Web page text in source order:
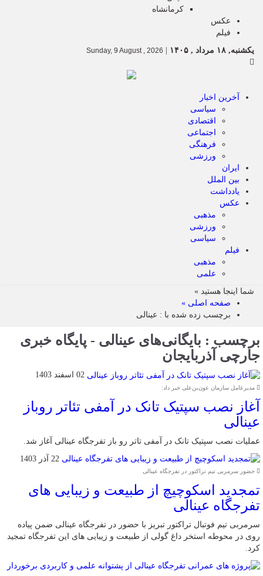
کرمانشاه
عکس
فیلم
یکشنبه, ۱۸ مرداد , ۱۴۰۵
Sunday, 9 August , 2026
آخرین اخبار
سیاسی
اقتصادی
اجتماعی
فرهنگی
ورزشی
ایران
بین الملل
یادداشت
عکس
مذهبی
ورزشی
سیاسی
فیلم
مذهبی
علمی
شما اینجا هستید »
صفحه اصلی »
برچسب زده شده با : عینالی
برچسب : بایگانی‌های عینالی - پایگاه خبری
جارچی آذربایجان
02 اسفند 1403
مدیرعامل سازمان عون‌بن‌علی خبر داد:
آغاز نصب سپتیک تانک در آمفی تئاتر روباز
عینالی
عملیات نصب سپتیک تانک در آمفی تاتر رو باز تفرجگاه عینالی آغاز شد.
22 آذر 1403
حضور سرمربی تیم تراکتور در تفرجگاه عینالی
تمجدید اسکوچیچ از طبیعت و زیبایی های
تفرجگاه عینالی
سرمربی تیم فوتبال تراکتور تبریز با حضور در تفرجگاه عینالی ضمن پیاده
روی در محوطه استخر داغ گولی از طبیعت و زیبایی های این تفرجگاه تمجید
کرد.